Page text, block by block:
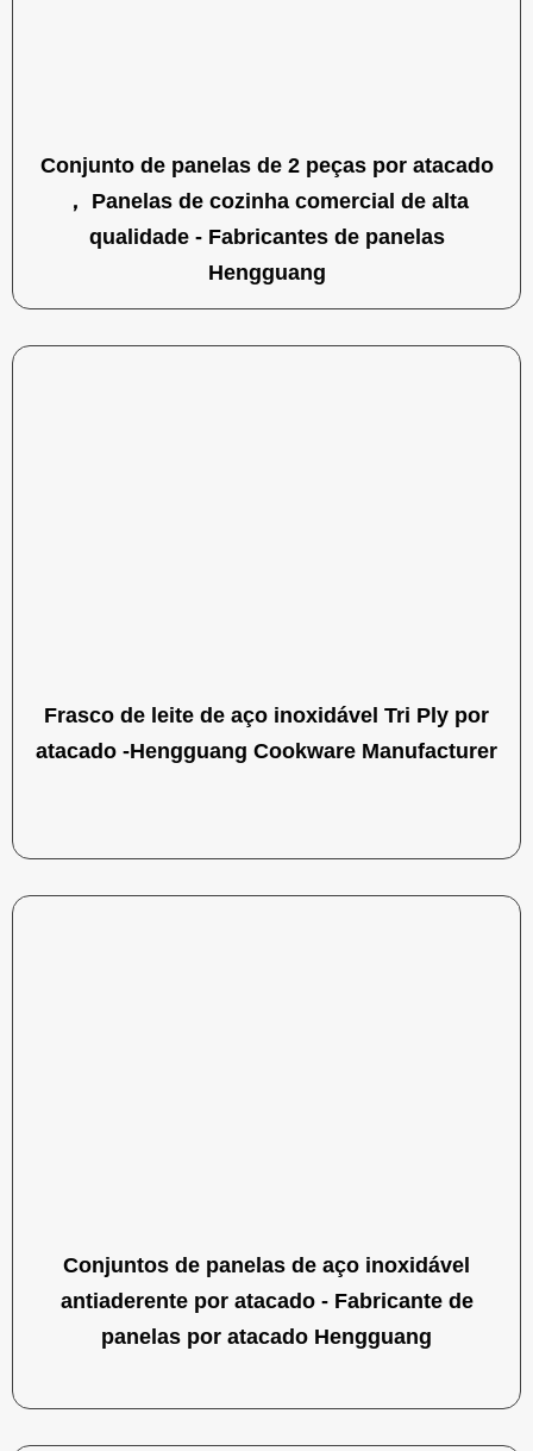
Conjunto de panelas de 2 peças por atacado
， Panelas de cozinha comercial de alta
qualidade - Fabricantes de panelas
Hengguang
Frasco de leite de aço inoxidável Tri Ply por
atacado -Hengguang Cookware Manufacturer
Conjuntos de panelas de aço inoxidável
antiaderente por atacado - Fabricante de
panelas por atacado Hengguang